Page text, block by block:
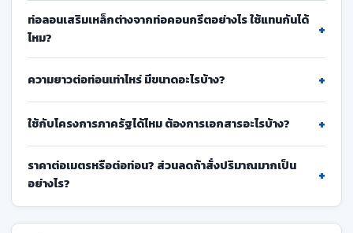
ท่อลอนเสริมเหล็กต่างจากท่อคอนกรีตอย่างไร ใช้แทนกันได้
ไหม?
+
ความยาวต่อท่อนเท่าไหร่ มีขนาดอะไรบ้าง? +
ใช้กับโครงการภาครัฐได้ไหม ต้องการเอกสารอะไรบ้าง? +
ราคาต่อเมตรหรือต่อท่อน? ส่วนลดถ้าสั่งปริมาณมากเป็น
อย่างไร?
+